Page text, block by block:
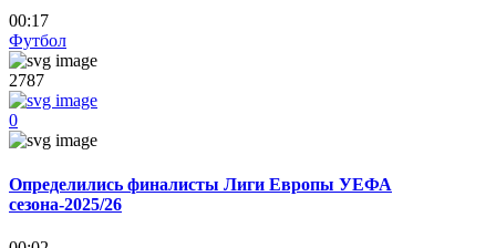
00:17
Футбол
2787
0
Определились финалисты Лиги Европы УЕФА
сезона-2025/26